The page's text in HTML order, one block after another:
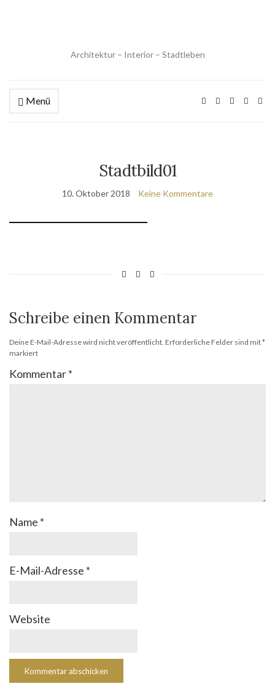
Architektur – Interior – Stadtleben
Menü
Stadtbild01
10. Oktober 2018 Keine Kommentare
Schreibe einen Kommentar
Deine E-Mail-Adresse wird nicht veröffentlicht. Erforderliche Felder sind mit*
markiert
Kommentar*
Name *
E-Mail-Adresse *
Website